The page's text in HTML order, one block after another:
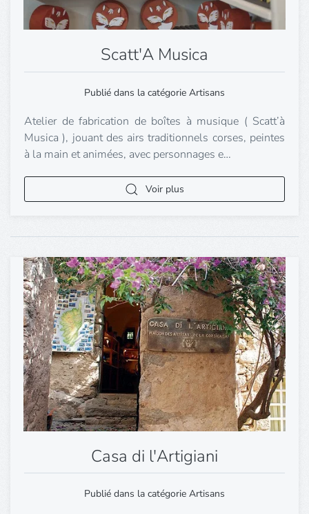
Scatt'A Musica
Publié dans la catégorie Artisans
Atelier de fabrication de boîtes à musique ( Scatt’à
Musica ), jouant des airs traditionnels corses, peintes
à la main et animées, avec personnages e…
Voir plus
Casa di l'Artigiani
Publié dans la catégorie Artisans